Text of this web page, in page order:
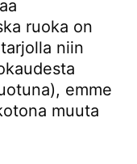
ruoka on
niin
emme
muuta